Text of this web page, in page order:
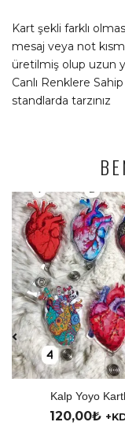
Kart şekli farklı
mesaj veya not
üretilmiş olup uzun
Canlı Renklere
standlarda tarzınız
Kalp Yoyo
120,00₺